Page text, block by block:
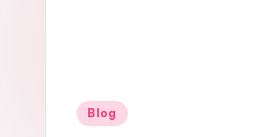
Posted
Blog